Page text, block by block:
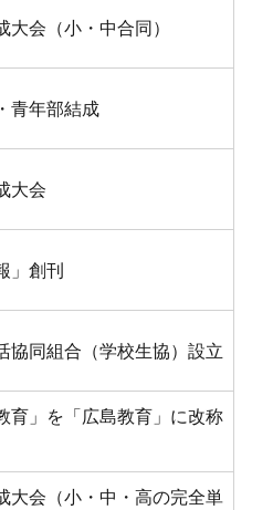
大会（小・中合同）
青年部結成
大会
」創刊
協同組合（学校生協）設立
育」を「広島教育」に改称
大会（小・中・高の完全単